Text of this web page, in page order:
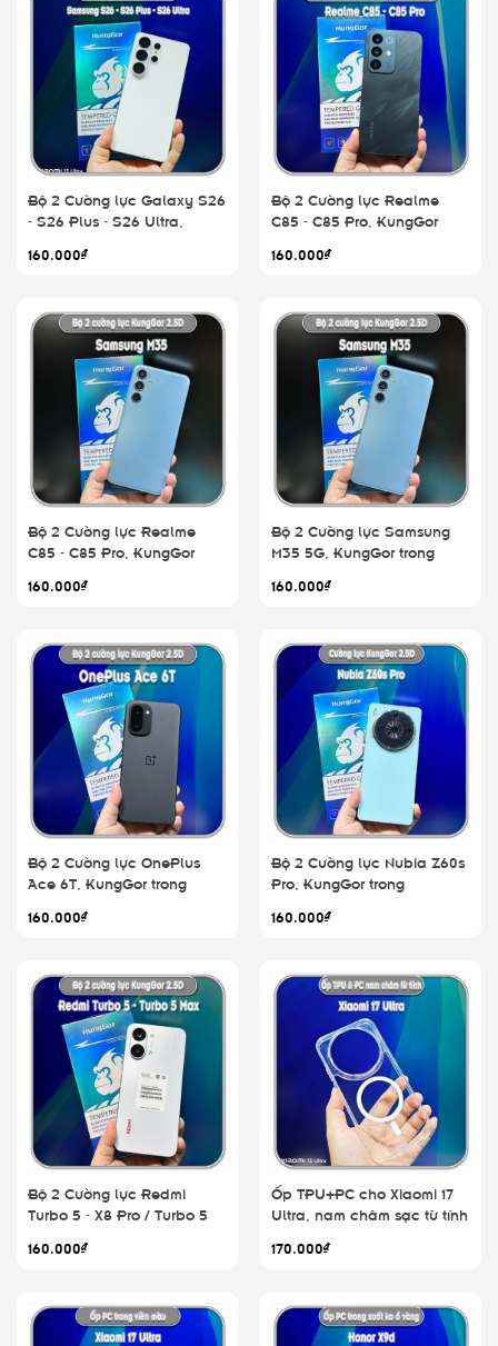
Bộ 2 Cường lực Galaxy S26
- S26 Plus - S26 Ultra,
160.000₫
Bộ 2 Cường lực Realme
C85 - C85 Pro, KungGor
160.000₫
Bộ 2 Cường lực Realme
C85 - C85 Pro, KungGor
160.000₫
Bộ 2 Cường lực Samsung
M35 5G, KungGor trong
160.000₫
Bộ 2 Cường lực OnePlus
Ace 6T, KungGor trong
160.000₫
Bộ 2 Cường lực Nubia Z60s
Pro, KungGor trong
160.000₫
Bộ 2 Cường lực Redmi
Turbo 5 - X8 Pro / Turbo 5
KungGor trong
160.000₫
Ốp TPU+PC cho Xiaomi 17
Ultra, nam châm sạc từ tính
170.000₫